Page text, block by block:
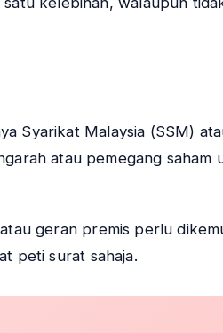
Syarikat Malaysia (SSM)
atau pemegang saham
geran premis perlu
peti surat sahaja.